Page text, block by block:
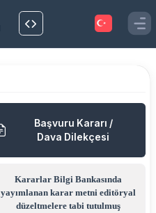
Başvuru Kararı /
Dava Dilekçesi
Kararlar Bilgi Bankasında
yayımlanan karar metni editöryal
düzeltmelere tabi tutulmuş